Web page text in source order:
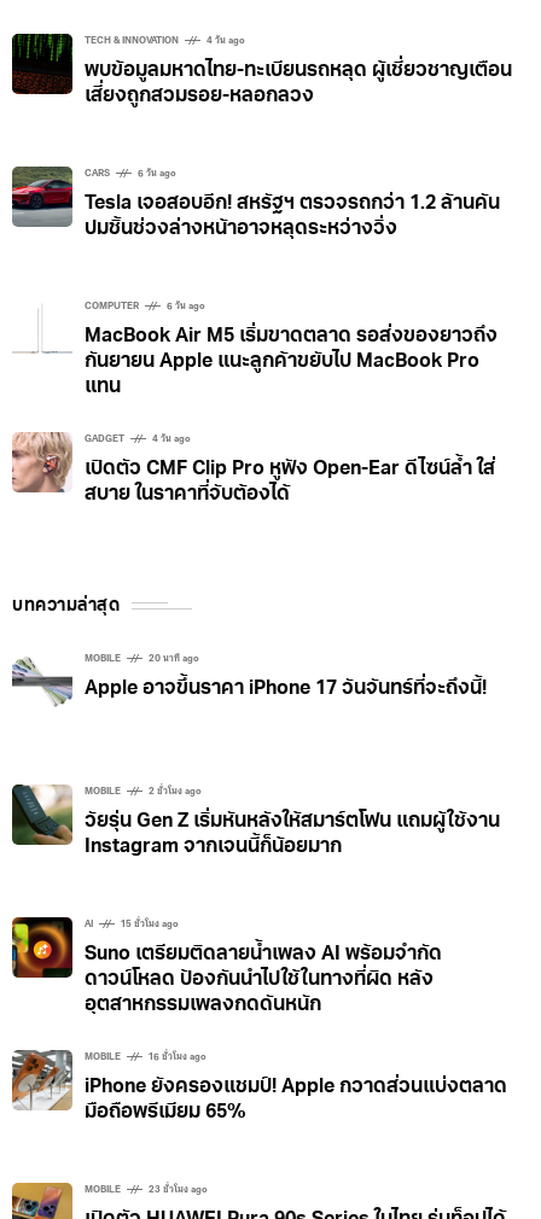
TECH & INNOVATION 4 วัน ago
พบข้อมูลมหาดไทย-ทะเบียนรถหลุด ผู้เชี่ยวชาญเตือน
เสี่ยงถูกสวมรอย-หลอกลวง
CARS 6 วัน ago
Tesla เจอสอบอีก! สหรัฐฯ ตรวจรถกว่า 1.2 ล้านคัน
ปมชิ้นช่วงล่างหน้าอาจหลุดระหว่างวิ่ง
COMPUTER 6 วัน ago
MacBook Air M5 เริ่มขาดตลาด รอส่งของยาวถึง
กันยายน Apple แนะลูกค้าขยับไป MacBook Pro
แทน
GADGET 4 วัน ago
เปิดตัว CMF Clip Pro หูฟัง Open-Ear ดีไซน์ล้ำ ใส่
สบาย ในราคาที่จับต้องได้
บทความล่าสุด
MOBILE 20 นาที ago
Apple อาจขึ้นราคา iPhone 17 วันจันทร์ที่จะถึงนี้!
MOBILE 2 ชั่วโมง ago
วัยรุ่น Gen Z เริ่มหันหลังให้สมาร์ตโฟน แถมผู้ใช้งาน
Instagram จากเจนนี้ก็น้อยมาก
AI 15 ชั่วโมง ago
Suno เตรียมติดลายน้ำเพลง AI พร้อมจำกัด
ดาวน์โหลด ป้องกันนำไปใช้ในทางที่ผิด หลัง
อุตสาหกรรมเพลงกดดันหนัก
MOBILE 16 ชั่วโมง ago
iPhone ยังครองแชมป์! Apple กวาดส่วนแบ่งตลาด
มือถือพรีเมียม 65%
MOBILE 23 ชั่วโมง ago